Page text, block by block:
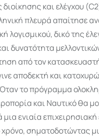
και ελέγχου
πλευρά απαίτησε
λογισμικού, δικό της
δυνατότητα
από τον
αποδεκτή και
το πρόγραμμα
και Ναυτικό θα
ενιαία επιχειρησιακή
σηματοδοτώντας